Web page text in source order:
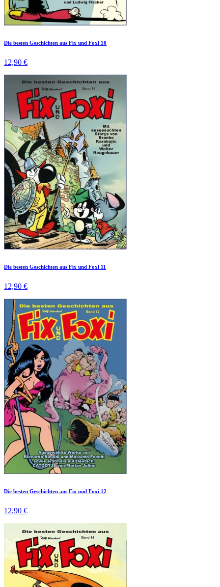
Die besten Geschichten aus Fix und Foxi 10
12,90 €
Die besten Geschichten aus Fix und Foxi 11
12,90 €
Die besten Geschichten aus Fix und Foxi 12
12,90 €